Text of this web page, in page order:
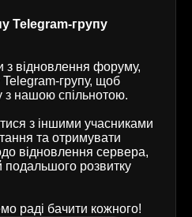
Telegram-групу
з відновлення форуму,
групу, щоб
з нашою спільнотою.
з іншими учасниками
та отримувати
відновлення сервера,
розвитку
раді бачити кожного!